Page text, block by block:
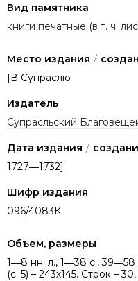
Вид памятника
книги печатные (в т. ч.
Место издания /
[В Супраслю
Издатель
Супрасльский
Дата издания /
1727―1732]
Шифр издания
096/4083К
Объем, размеры
1―8 нн. л., 1―38 с., 39―58
(с. 5) – 243х145. Строк –